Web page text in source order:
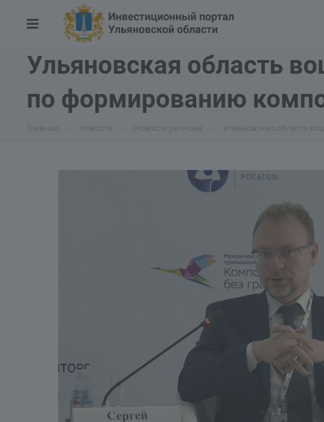
Ульяновская область
по формированию
Главная Новости Новости региона Ульяновская область